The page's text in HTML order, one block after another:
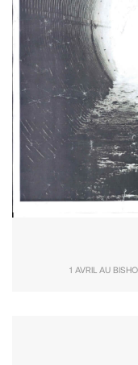
1 AVRIL AU